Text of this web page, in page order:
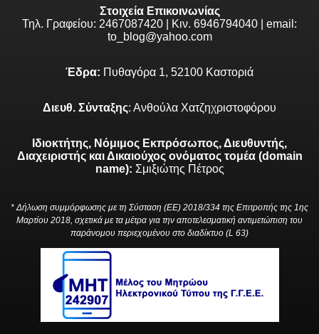
Στοιχεία Επικοινωνίας
Τηλ. Γραφείου: 2467087420 | Κιν. 6946794040 | email:
to_blog@yahoo.com
Έδρα: Πυθαγόρα 1, 52100 Καστοριά
Διευθ. Σύνταξης: Ανθούλα Χατζηχριστοφόρου
Ιδιοκτήτης, Νόμιμος Εκπρόσωπος, Διευθυντής,
Διαχειριστής και Δικαιούχος ονόματος τομέα (domain
name): Σμιξιώτης Πέτρος
* Δήλωση συμμόρφωσης με τη Σύσταση (ΕΕ) 2018/334 της Επιτροπής της 1ης
Μαρτίου 2018, σχετικά με τα μέτρα για την αποτελεσματική αντιμετώπιση του
παράνομου περιεχομένου στο διαδίκτυο (L 63)